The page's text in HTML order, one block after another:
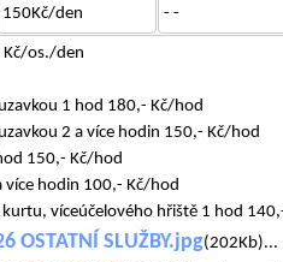
150Kč/den - -
os./den
1 hod 180,- Kč/hod
2 a více hodin 150,- Kč/hod
150,- Kč/hod
více hodin 100,- Kč/hod
víceúčelového hřiště 1 hod
OSTATNÍ SLUŽBY.jpg(202Kb)...